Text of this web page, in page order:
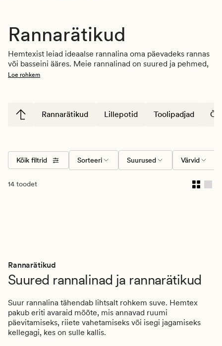
Rannarätikud
Hemtexist leiad ideaalse rannalina oma päevadeks rannas
või basseini ääres. Meie rannalinad on suured ja pehmed,
pakkudes nii mugavust kui ka piisavalt ruumi, et end välja
midagi igale maitsele.
Loe rohkem
Rannarätikud Lillepotid Toolipadjad
Kõik filtrid Sorteeri Suurused Värvid
14 toodet
Rannarätikud
Suured rannalinad ja rannarätikud
Suur rannalina tähendab lihtsalt rohkem suve. Hemtex
pakub eriti avaraid mõõte, mis annavad ruumi
päevitamiseks, riiete vahetamiseks või isegi jagamiseks
kellegagi, kes on sulle kallis.